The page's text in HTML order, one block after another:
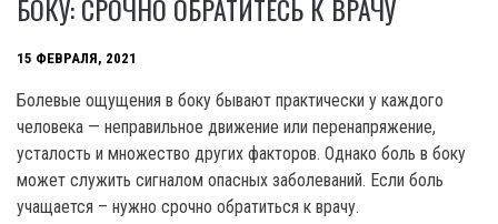
БОКУ: СРОЧНО ОБРАТИТЕСЬ К ВРАЧУ
15 ФЕВРАЛЯ, 2021
Болевые ощущения в боку бывают практически у каждого
человека — неправильное движение или перенапряжение,
усталость и множество других факторов. Однако боль в боку
может служить сигналом опасных заболеваний. Если боль
учащается – нужно срочно обратиться к врачу.